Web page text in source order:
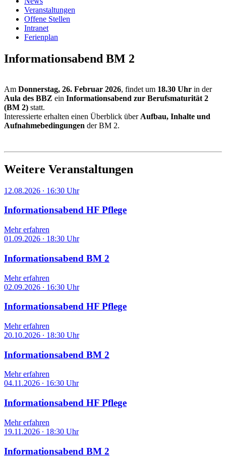
Veranstaltungen
Offene Stellen
Intranet
Ferienplan
Informationsabend BM 2
Am Donnerstag, 26. Februar 2026, findet um 18.30 Uhr in der
Aula des BBZ ein Informationsabend zur Berufsmaturität 2
(BM 2) statt.
Interessierte erhalten einen Überblick über Aufbau, Inhalte und
Aufnahmebedingungen der BM 2.
Weitere Veranstaltungen
12.08.2026 ∙ 16:30 Uhr
Informationsabend HF Pflege
Mehr erfahren
01.09.2026 ∙ 18:30 Uhr
Informationsabend BM 2
Mehr erfahren
02.09.2026 ∙ 16:30 Uhr
Informationsabend HF Pflege
Mehr erfahren
20.10.2026 ∙ 18:30 Uhr
Informationsabend BM 2
Mehr erfahren
04.11.2026 ∙ 16:30 Uhr
Informationsabend HF Pflege
Mehr erfahren
19.11.2026 ∙ 18:30 Uhr
Informationsabend BM 2